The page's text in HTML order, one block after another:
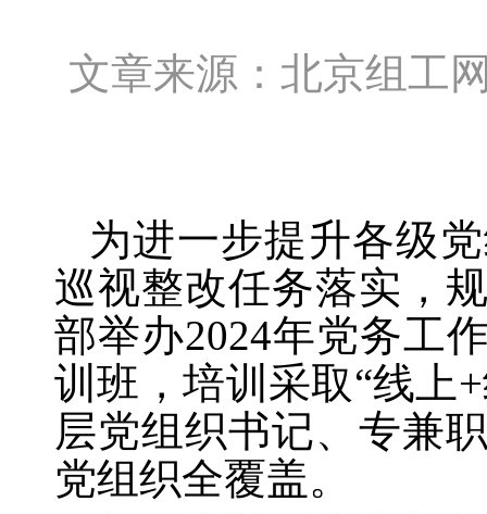
文章来源：北京组
为进一步提升各级
巡视整改任务落实，
部举办2024年党务工
训班，培训采取“线上
层党组织书记、专兼
党组织全覆盖。